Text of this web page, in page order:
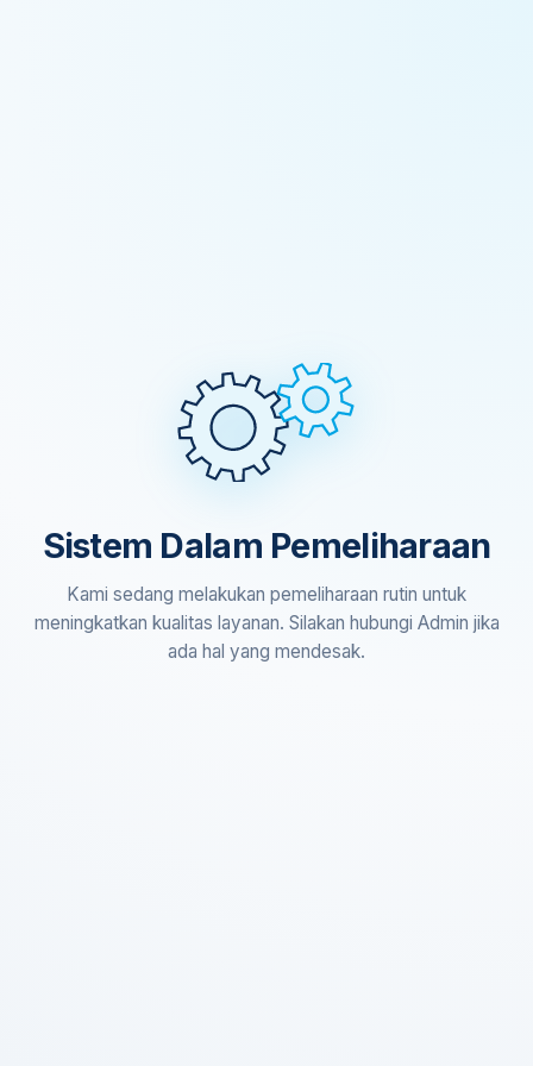
Sistem Dalam Pemeliharaan
Kami sedang melakukan pemeliharaan rutin untuk
meningkatkan kualitas layanan. Silakan hubungi Admin jika
ada hal yang mendesak.